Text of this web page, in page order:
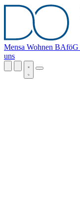
Mensa Wohnen BAföG
uns